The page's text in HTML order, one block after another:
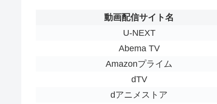
動画配信サイト名
U-NEXT
Abema TV
Amazonプライム
dTV
dアニメストア